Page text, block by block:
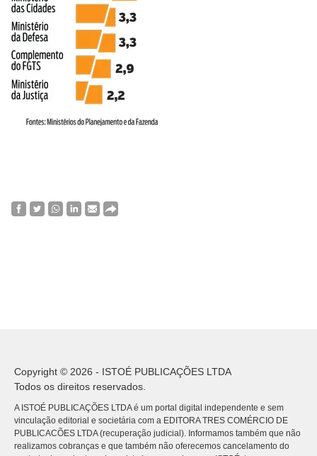
Copyright © 2026 - ISTOÉ PUBLICAÇÕES LTDA
Todos os direitos reservados.
A ISTOÉ PUBLICAÇÕES LTDA é um portal digital independente e sem
vinculação editorial e societária com a EDITORA TRES COMÉRCIO DE
PUBLICACÕES LTDA (recuperação judicial). Informamos também que não
realizamos cobranças e que também não oferecemos cancelamento do